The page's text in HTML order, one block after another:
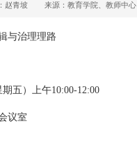
赵青坡 来源：教育学院、教师中心
与治理理路
五）上午10:00-12:00
议室